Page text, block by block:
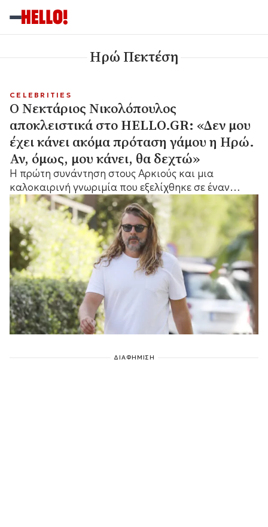
Ηρώ Πεκτέση
CELEBRITIES
Ο Νεκτάριος Νικολόπουλος
αποκλειστικά στο HELLO.GR: «Δεν μου
έχει κάνει ακόμα πρόταση γάμου η Ηρώ.
Αν, όμως, μου κάνει, θα δεχτώ»
Η πρώτη συνάντηση στους Αρκιούς και μια
καλοκαιρινή γνωριμία που εξελίχθηκε σε έναν
μεγάλο έρωτα.
ΔΙΑΦΗΜΙΣΗ